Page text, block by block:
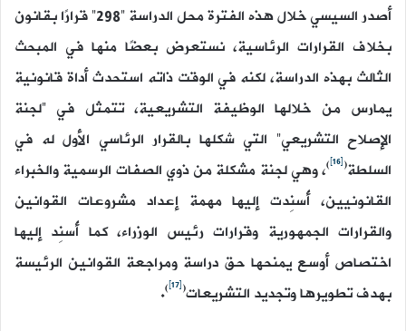
أصدر السيسي خلال هذه الفترة محل الدراسة “298” قرارًا بقانون
بخلاف القرارات الرئاسية، نستعرض بعضًا منها في المبحث
الثالث بهذه الدراسة، لكنه في الوقت ذاته استحدث أداة قانونية
يمارس من خلالها الوظيفة التشريعية، تتمثل في “لجنة
الإصلاح التشريعي” التي شكلها بالقرار الرئاسي الأول له في
السلطة(
[16]
)، وهي لجنة مشكلة من ذوي الصفات الرسمية والخبراء
القانونيين، أُسنِدت إليها مهمة إعداد مشروعات القوانين
والقرارات الجمهورية وقرارات رئيس الوزراء، كما أُسنِد إليها
اختصاص أوسع يمنحها حق دراسة ومراجعة القوانين الرئيسة
بهدف تطويرها وتجديد التشريعات(
[17]
)
.